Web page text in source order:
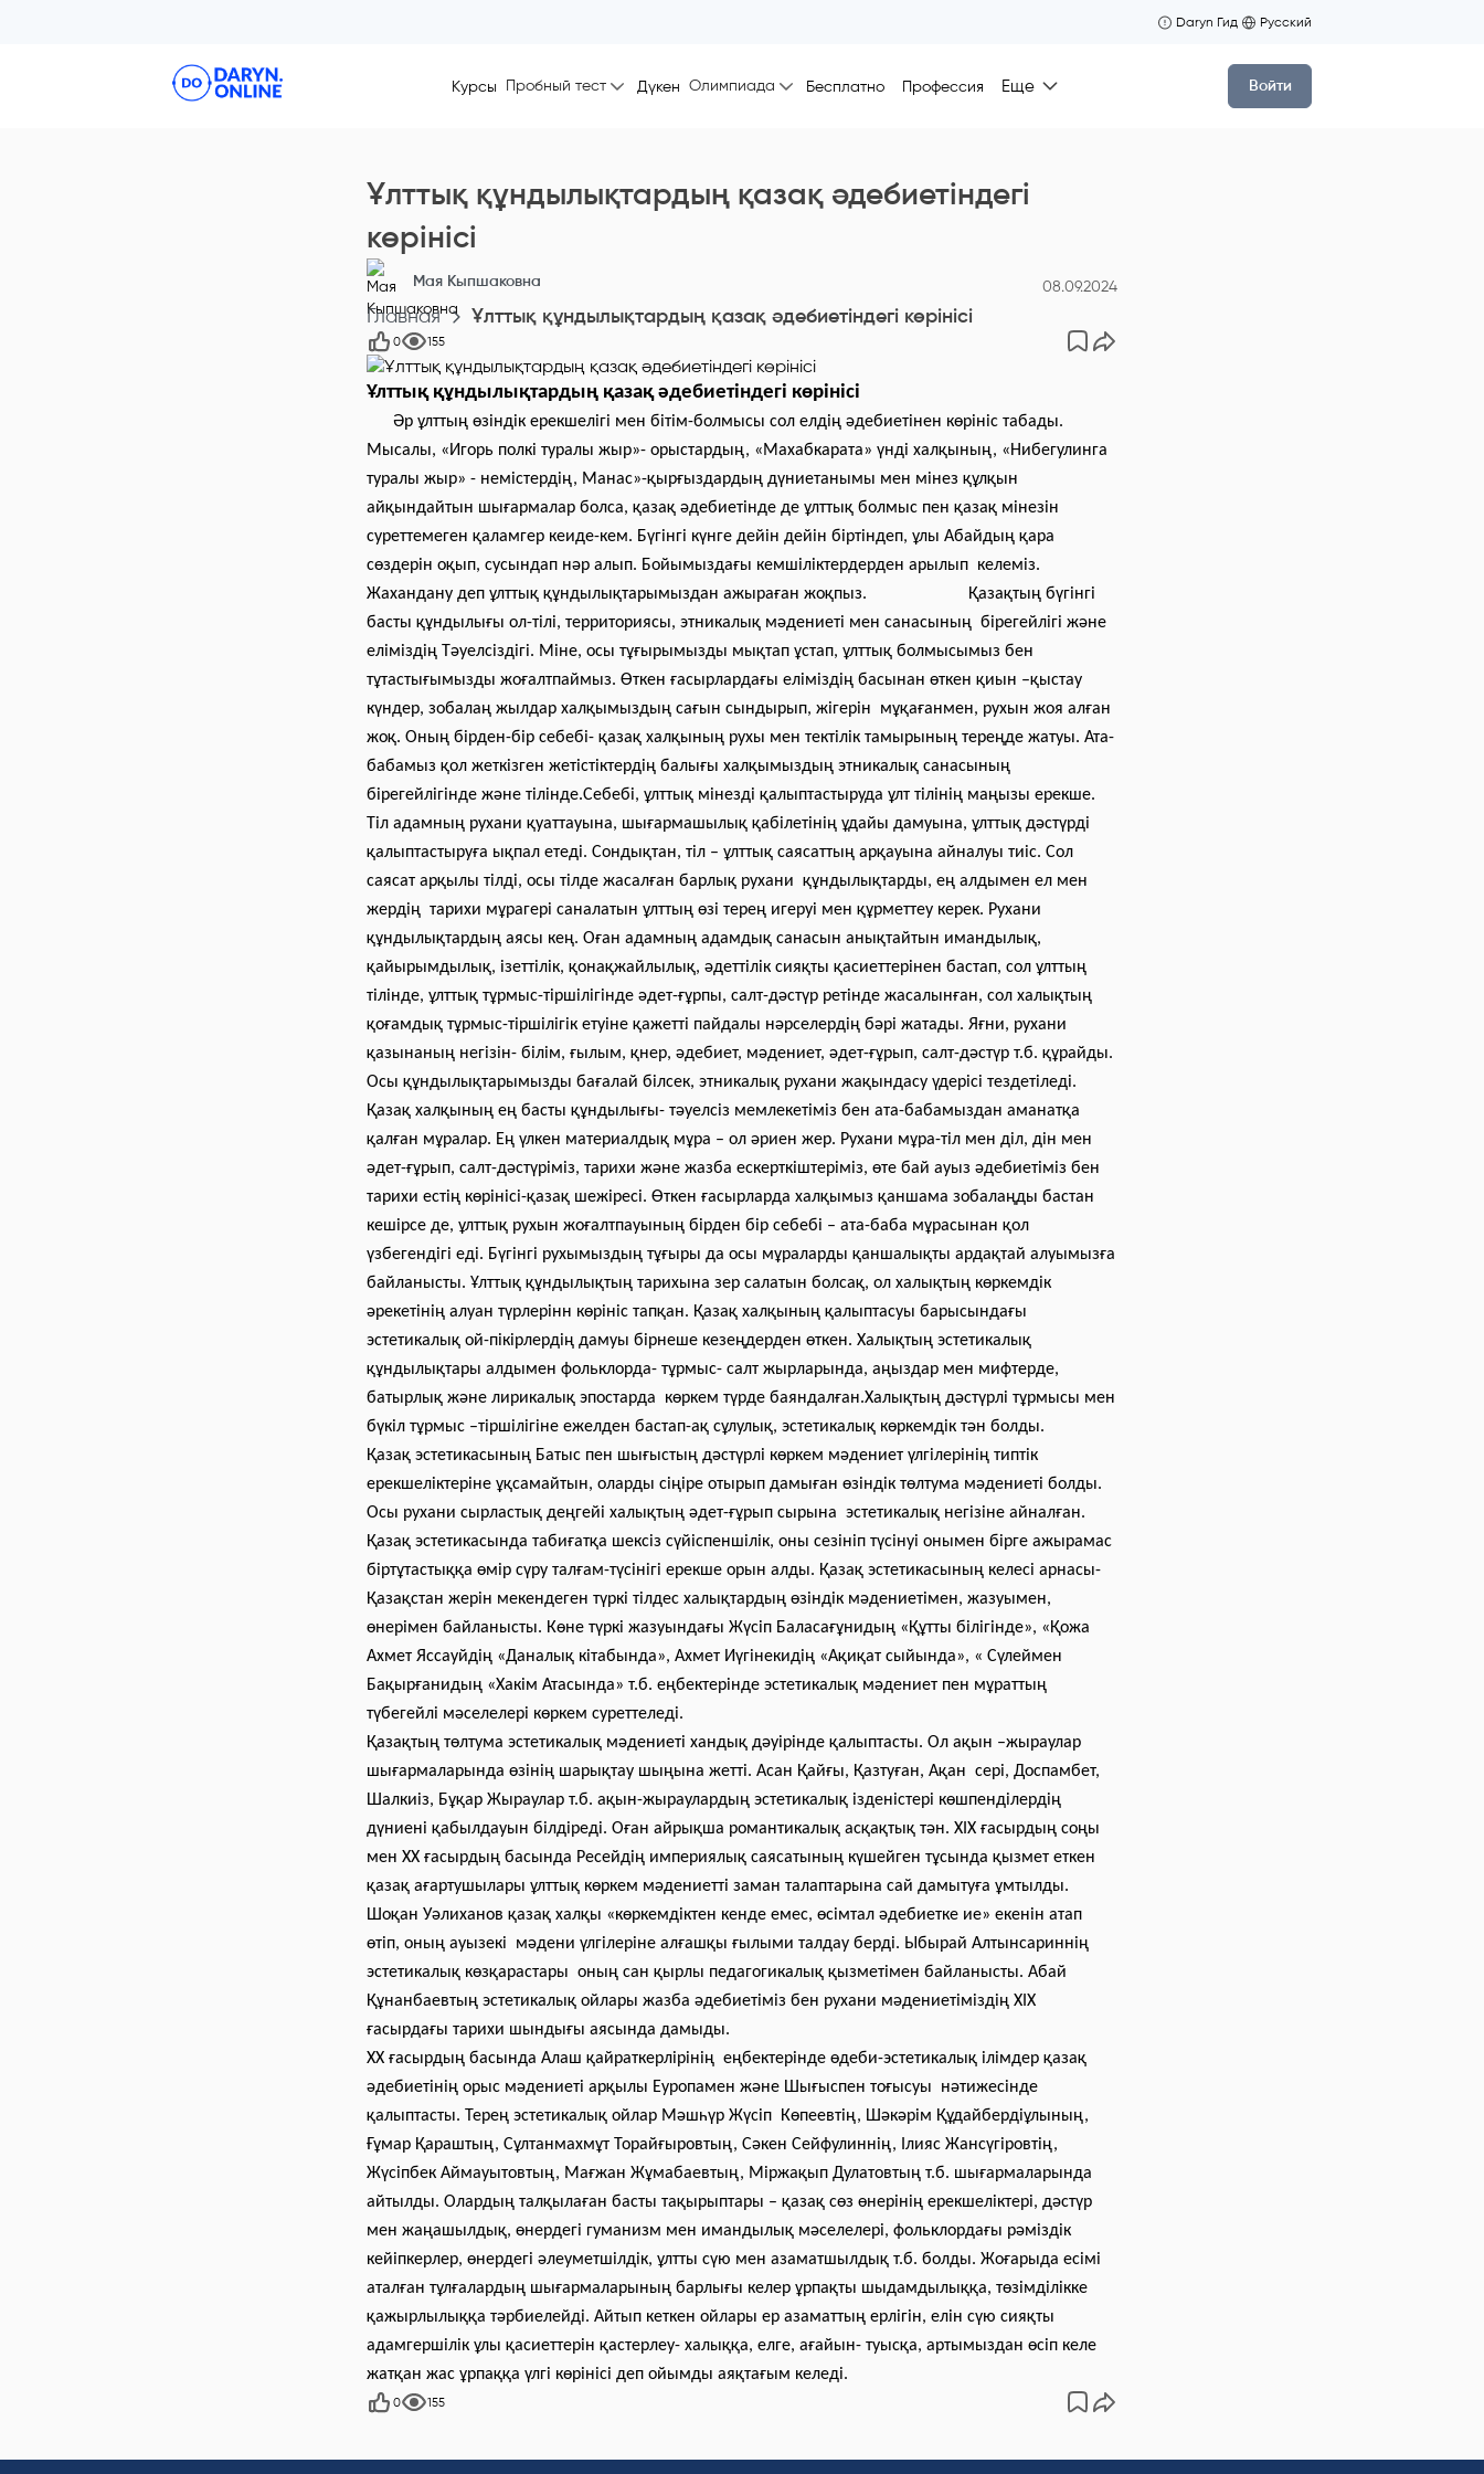
Daryn Гид Русский
Курсы Пробный тест Дүкен Олимпиада Бесплатно Профессия Еще Войти
Ұлттық құндылықтардың қазақ әдебиетіндегі
көрінісі
Maя Кыпшаковна 08.09.2024
Главная Ұлттық құндылықтардың қазақ әдебиетіндегі көрінісі
0 155
Ұлттық құндылықтардың қазақ әдебиетіндегі көрінісі
Әр ұлттың өзіндік ерекшелігі мен бітім-болмысы сол елдің әдебиетінен көрініс табады.
Мысалы, «Игорь полкі туралы жыр»- орыстардың, «Махабкарата» үнді халқының, «Нибегулинга
туралы жыр» - немістердің, Манас»-қырғыздардың дүниетанымы мен мінез құлқын
айқындайтын шығармалар болса, қазақ әдебиетінде де ұлттық болмыс пен қазақ мінезін
суреттемеген қаламгер кеиде-кем. Бүгінгі күнге дейін дейін біртіндеп, ұлы Абайдың қара
сөздерін оқып, сусындап нәр алып. Бойымыздағы кемшіліктердерден арылып келеміз.
Жахандану деп ұлттық құндылықтарымыздан ажыраған жоқпыз. Қазақтың бүгінгі
басты құндылығы ол-тілі, территориясы, этникалық мәдениеті мен санасының бірегейлігі және
еліміздің Тәуелсіздігі. Міне, осы тұғырымызды мықтап ұстап, ұлттық болмысымыз бен
тұтастығымызды жоғалтпаймыз. Өткен ғасырлардағы еліміздің басынан өткен қиын –қыстау
күндер, зобалаң жылдар халқымыздың сағын сындырып, жігерін мұқағанмен, рухын жоя алған
жоқ. Оның бірден-бір себебі- қазақ халқының рухы мен тектілік тамырының тереңде жатуы. Ата-
бабамыз қол жеткізген жетістіктердің балығы халқымыздың этникалық санасының
бірегейлігінде және тілінде.Себебі, ұлттық мінезді қалыптастыруда ұлт тілінің маңызы ерекше.
Тіл адамның рухани қуаттауына, шығармашылық қабілетінің ұдайы дамуына, ұлттық дәстүрді
қалыптастыруға ықпал етеді. Сондықтан, тіл – ұлттық саясаттың арқауына айналуы тиіс. Сол
саясат арқылы тілді, осы тілде жасалған барлық рухани құндылықтарды, ең алдымен ел мен
жердің тарихи мұрагері саналатын ұлттың өзі терең игеруі мен құрметтеу керек. Рухани
құндылықтардың аясы кең. Оған адамның адамдық санасын анықтайтын имандылық,
қайырымдылық, ізеттілік, қонақжайлылық, әдеттілік сияқты қасиеттерінен бастап, сол ұлттың
тілінде, ұлттық тұрмыс-тіршілігінде әдет-ғұрпы, салт-дәстүр ретінде жасалынған, сол халықтың
қоғамдық тұрмыс-тіршілігік етуіне қажетті пайдалы нәрселердің бәрі жатады. Яғни, рухани
қазынаның негізін- білім, ғылым, қнер, әдебиет, мәдениет, әдет-ғұрып, салт-дәстүр т.б. құрайды.
Осы құндылықтарымызды бағалай білсек, этникалық рухани жақындасу үдерісі тездетіледі.
Қазақ халқының ең басты құндылығы- тәуелсіз мемлекетіміз бен ата-бабамыздан аманатқа
қалған мұралар. Ең үлкен материалдық мұра – ол әриен жер. Рухани мұра-тіл мен діл, дін мен
әдет-ғұрып, салт-дәстүріміз, тарихи және жазба ескерткіштеріміз, өте бай ауыз әдебиетіміз бен
тарихи естің көрінісі-қазақ шежіресі. Өткен ғасырларда халқымыз қаншама зобалаңды бастан
кешірсе де, ұлттық рухын жоғалтпауының бірден бір себебі – ата-баба мұрасынан қол
үзбегендігі еді. Бүгінгі рухымыздың тұғыры да осы мұраларды қаншалықты ардақтай алуымызға
байланысты. Ұлттық құндылықтың тарихына зер салатын болсақ, ол халықтың көркемдік
әрекетінің алуан түрлерінн көрініс тапқан. Қазақ халқының қалыптасуы барысындағы
эстетикалық ой-пікірлердің дамуы бірнеше кезеңдерден өткен. Халықтың эстетикалық
құндылықтары алдымен фольклорда- тұрмыс- салт жырларында, аңыздар мен мифтерде,
батырлық және лирикалық эпостарда көркем түрде баяндалған.Халықтың дәстүрлі тұрмысы мен
бүкіл тұрмыс –тіршілігіне ежелден бастап-ақ сұлулық, эстетикалық көркемдік тән болды.
Қазақ эстетикасының Батыс пен шығыстың дәстүрлі көркем мәдениет үлгілерінің типтік
ерекшеліктеріне ұқсамайтын, оларды сіңіре отырып дамыған өзіндік төлтума мәдениеті болды.
Осы рухани сырластық деңгейі халықтың әдет-ғұрып сырына эстетикалық негізіне айналған.
Қазақ эстетикасында табиғатқа шексіз сүйіспеншілік, оны сезініп түсінуі онымен бірге ажырамас
біртұтастыққа өмір сүру талғам-түсінігі ерекше орын алды. Қазақ эстетикасының келесі арнасы-
Қазақстан жерін мекендеген түркі тілдес халықтардың өзіндік мәдениетімен, жазуымен,
өнерімен байланысты. Көне түркі жазуындағы Жүсіп Баласағұнидың «Құтты білігінде», «Қожа
Ахмет Яссауйдің «Даналық кітабында», Ахмет Иүгінекидің «Ақиқат сыйында», « Сүлеймен
Бақырғанидың «Хакім Атасында» т.б. еңбектерінде эстетикалық мәдениет пен мұраттың
түбегейлі мәселелері көркем суреттеледі.
Қазақтың төлтума эстетикалық мәдениеті хандық дәуірінде қалыптасты. Ол ақын –жыраулар
шығармаларында өзінің шарықтау шыңына жетті. Асан Қайғы, Қазтуған, Ақан сері, Доспамбет,
Шалкиіз, Бұқар Жыраулар т.б. ақын-жыраулардың эстетикалық ізденістері көшпенділердің
дүниені қабылдауын білдіреді. Оған айрықша романтикалық асқақтық тән. ХІХ ғасырдың соңы
мен ХХ ғасырдың басында Ресейдің империялық саясатының күшейген тұсында қызмет еткен
қазақ ағартушылары ұлттық көркем мәдениетті заман талаптарына сай дамытуға ұмтылды.
Шоқан Уәлиханов қазақ халқы «көркемдіктен кенде емес, өсімтал әдебиетке ие» екенін атап
өтіп, оның ауызекі мәдени үлгілеріне алғашқы ғылыми талдау берді. Ыбырай Алтынсариннің
эстетикалық көзқарастары оның сан қырлы педагогикалық қызметімен байланысты. Абай
Құнанбаевтың эстетикалық ойлары жазба әдебиетіміз бен рухани мәдениетіміздің ХІХ
ғасырдағы тарихи шындығы аясында дамыды.
ХХ ғасырдың басында Алаш қайраткерлірінің еңбектерінде өдеби-эстетикалық ілімдер қазақ
әдебиетінің орыс мәдениеті арқылы Еуропамен және Шығыспен тоғысуы нәтижесінде
қалыптасты. Терең эстетикалық ойлар Мәшһүр Жүсіп Көпеевтің, Шәкәрім Құдайбердіұлының,
Ғұмар Қараштың, Сұлтанмахмұт Торайғыровтың, Сәкен Сейфулиннің, Ілияс Жансүгіровтің,
Жүсіпбек Аймауытовтың, Мағжан Жұмабаевтың, Міржақып Дулатовтың т.б. шығармаларында
айтылды. Олардың талқылаған басты тақырыптары – қазақ сөз өнерінің ерекшеліктері, дәстүр
мен жаңашылдық, өнердегі гуманизм мен имандылық мәселелері, фольклордағы рәміздік
кейіпкерлер, өнердегі әлеуметшілдік, ұлтты сүю мен азаматшылдық т.б. болды. Жоғарыда есімі
аталған тұлғалардың шығармаларының барлығы келер ұрпақты шыдамдылыққа, төзімділікке
қажырлылыққа тәрбиелейді. Айтып кеткен ойлары ер азаматтың ерлігін, елін сүю сияқты
адамгершілік ұлы қасиеттерін қастерлеу- халыққа, елге, ағайын- туысқа, артымыздан өсіп келе
жатқан жас ұрпаққа үлгі көрінісі деп ойымды аяқтағым келеді.
0 155